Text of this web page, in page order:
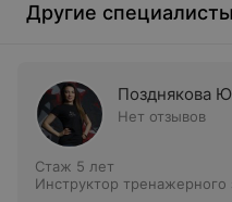
Другие специалисты
Позднякова
Нет отзывов
Стаж 5 лет
Инструктор тренажерного